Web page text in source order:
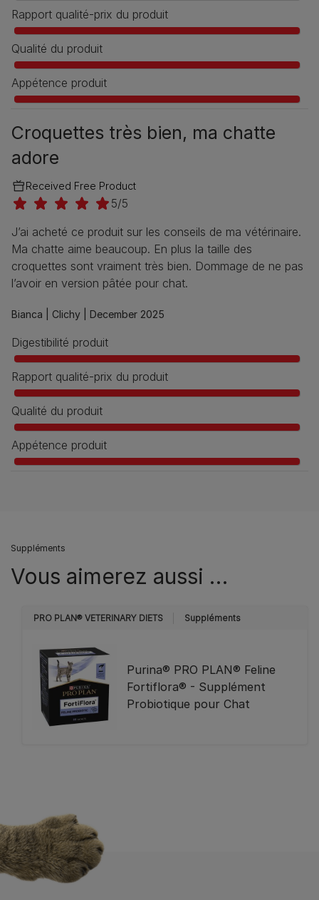
Rapport qualité-prix du produit
Qualité du produit
Appétence produit
Croquettes très bien, ma chatte
adore
Received Free Product
5/5
J’ai acheté ce produit sur les conseils de ma vétérinaire.
Ma chatte aime beaucoup. En plus la taille des
croquettes sont vraiment très bien. Dommage de ne pas
l’avoir en version pâtée pour chat.
Bianca | Clichy | December 2025
Digestibilité produit
Rapport qualité-prix du produit
Qualité du produit
Appétence produit
Suppléments
Vous aimerez aussi …
PRO PLAN® VETERINARY DIETS Suppléments
Purina® PRO PLAN® Feline
Fortiflora® - Supplément
Probiotique pour Chat